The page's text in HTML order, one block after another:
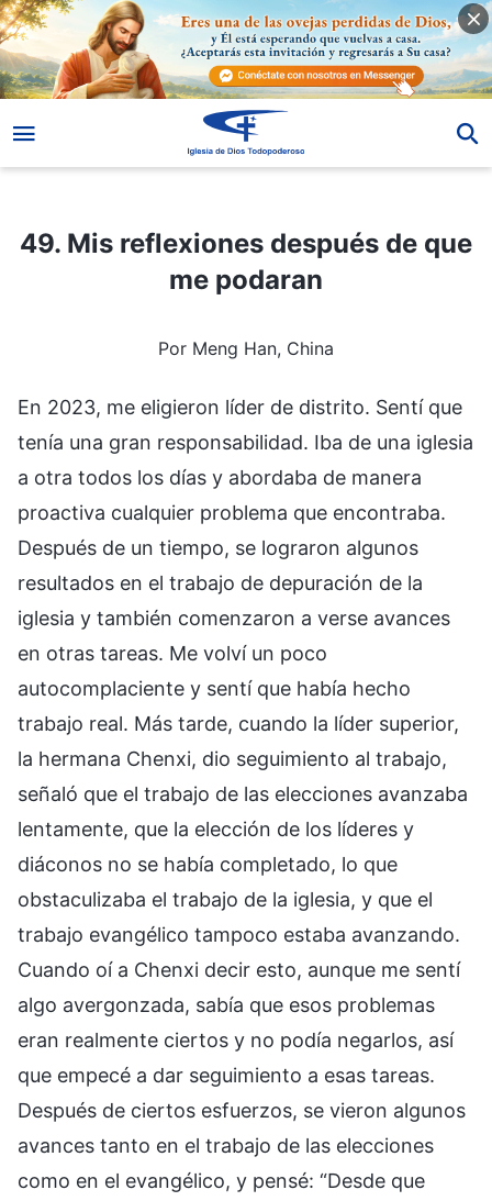
49. Mis reflexiones después de que me podaran
49. Mis reflexiones después de que
me podaran
Por Meng Han, China
En 2023, me eligieron líder de distrito. Sentí que
tenía una gran responsabilidad. Iba de una iglesia
a otra todos los días y abordaba de manera
proactiva cualquier problema que encontraba.
Después de un tiempo, se lograron algunos
resultados en el trabajo de depuración de la
iglesia y también comenzaron a verse avances
en otras tareas. Me volví un poco
autocomplaciente y sentí que había hecho
trabajo real. Más tarde, cuando la líder superior,
la hermana Chenxi, dio seguimiento al trabajo,
señaló que el trabajo de las elecciones avanzaba
lentamente, que la elección de los líderes y
diáconos no se había completado, lo que
obstaculizaba el trabajo de la iglesia, y que el
trabajo evangélico tampoco estaba avanzando.
Cuando oí a Chenxi decir esto, aunque me sentí
algo avergonzada, sabía que esos problemas
eran realmente ciertos y no podía negarlos, así
que empecé a dar seguimiento a esas tareas.
Después de ciertos esfuerzos, se vieron algunos
avances tanto en el trabajo de las elecciones
como en el evangélico, y pensé: “Desde que